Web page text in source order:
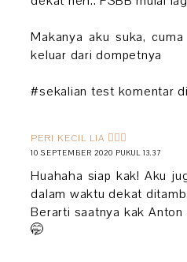
Makanya aku suka,
keluar dari dompetnya
#sekalian test komentar
PERI KECIL LIA 🧚🏻‍♀️
10 SEPTEMBER 2020 PUKUL 13.37
Huahaha siap kak! Aku
dalam waktu dekat
Berarti saatnya kak
🤭